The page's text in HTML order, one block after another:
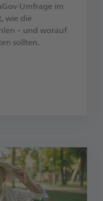
Umfrage im
wie die
– und worauf
sollten.